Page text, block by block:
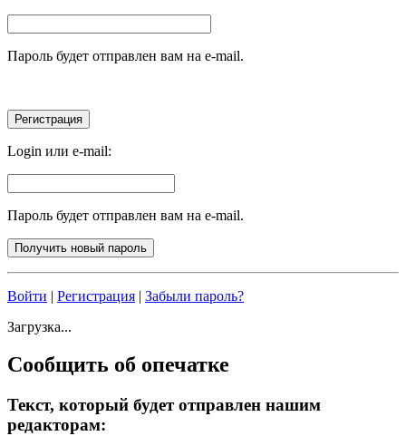
Пароль будет отправлен вам на e-mail.
Login или e-mail:
Пароль будет отправлен вам на e-mail.
Войти | Регистрация | Забыли пароль?
Загрузка...
Сообщить об опечатке
Текст, который будет отправлен нашим
редакторам: